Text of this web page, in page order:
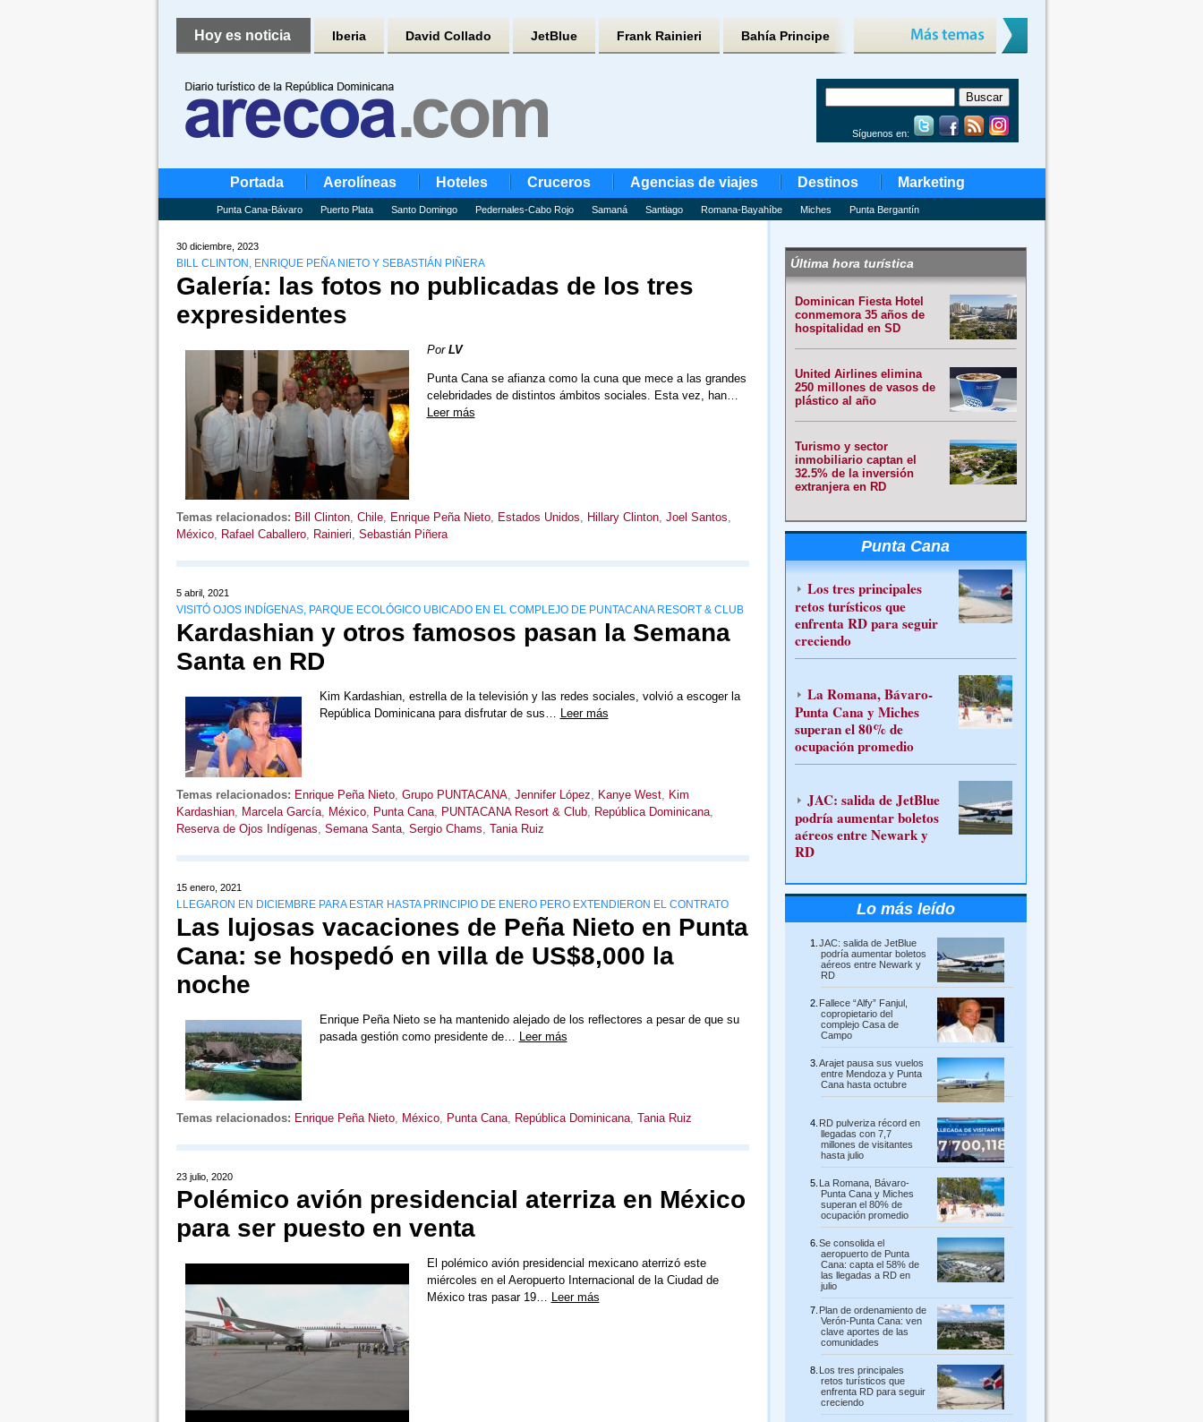
Hoy es noticia Iberia David Collado JetBlue Frank Rainieri Bahía Principe
Síguenos en:
Portada Aerolíneas Hoteles Cruceros Agencias de viajes Destinos Marketing
Punta Cana-Bávaro Puerto Plata Santo Domingo Pedernales-Cabo Rojo Samaná Santiago Romana-Bayahíbe Miches Punta Bergantín
30 diciembre, 2023
BILL CLINTON, ENRIQUE PEÑA NIETO Y SEBASTIÁN PIÑERA
Galería: las fotos no publicadas de los tres
expresidentes
Por LV
Punta Cana se afianza como la cuna que mece a las grandes
celebridades de distintos ámbitos sociales. Esta vez, han…
Leer más
Temas relacionados: Bill Clinton, Chile, Enrique Peña Nieto, Estados Unidos Hillary Clinton, Joel Santos
México, Rafael Caballero, Rainieri Sebastián Piñera
5 abril, 2021
VISITÓ OJOS INDÍGENAS, PARQUE ECOLÓGICO UBICADO EN EL COMPLEJO DE PUNTACANA RESORT & CLUB
Kardashian y otros famosos pasan la Semana
Santa en RD
Kim Kardashian, estrella de la televisión y las redes sociales, volvió a escoger la
República Dominicana para disfrutar de sus… Leer más
Temas relacionados: Enrique Peña Nieto, Grupo PUNTACANA, Jennifer López Kanye West, Kim
Kardashian, Marcela García, México, Punta Cana, PUNTACANA Resort & Club, República Dominicana,
Reserva de Ojos Indígenas Semana Santa, Sergio Chams Tania Ruiz
15 enero, 2021
LLEGARON EN DICIEMBRE PARA ESTAR HASTA PRINCIPIO DE ENERO PERO EXTENDIERON EL CONTRATO
Las lujosas vacaciones de Peña Nieto en Punta
Cana: se hospedó en villa de US$8,000 la
noche
Enrique Peña Nieto se ha mantenido alejado de los reflectores a pesar de que su
pasada gestión como presidente de… Leer más
Temas relacionados: Enrique Peña Nieto, México, Punta Cana, República Dominicana, Tania Ruiz
23 julio, 2020
Polémico avión presidencial aterriza en México
para ser puesto en venta
El polémico avión presidencial mexicano aterrizó este
miércoles en el Aeropuerto Internacional de la Ciudad de
México tras pasar 19… Leer más
Última hora turística
Dominican Fiesta Hotel
conmemora 35 años de
hospitalidad en SD
United Airlines elimina
250 millones de vasos de
plástico al año
Turismo y sector
inmobiliario captan el
32.5% de la inversión
extranjera en RD
Punta Cana
Los tres principales
retos turísticos que
enfrenta RD para seguir
creciendo
La Romana, Bávaro-
Punta Cana y Miches
superan el 80% de
ocupación promedio
JAC: salida de JetBlue
podría aumentar boletos
aéreos entre Newark y
RD
Lo más leído
JAC: salida de JetBlue
podría aumentar boletos
aéreos entre Newark y
RD
Fallece “Alfy” Fanjul,
copropietario del
complejo Casa de
Campo
Arajet pausa sus vuelos
entre Mendoza y Punta
Cana hasta octubre
RD pulveriza récord en
llegadas con 7,7
millones de visitantes
hasta julio
La Romana, Bávaro-
Punta Cana y Miches
superan el 80% de
ocupación promedio
Se consolida el
aeropuerto de Punta
Cana: capta el 58% de
las llegadas a RD en
julio
Plan de ordenamiento de
Verón-Punta Cana: ven
clave aportes de las
comunidades
Los tres principales
retos turísticos que
enfrenta RD para seguir
creciendo